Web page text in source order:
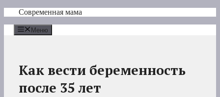
Перейти
содержимому
Современная мама
Меню
Как вести беременность
после 35 лет